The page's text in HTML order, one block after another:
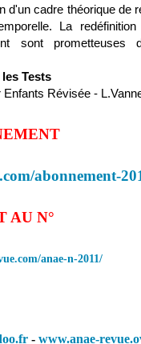
d'un cadre théorique de
La
sont
Tests
Enfants Révisée -
abonnement-
AU N°
anae-n-2011/
- www.anae-